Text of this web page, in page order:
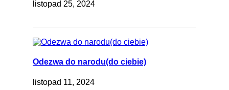
listopad 25, 2024
Odezwa do narodu(do ciebie)
listopad 11, 2024